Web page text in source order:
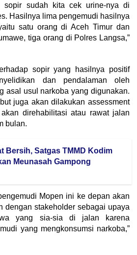
sopir sudah kita cek urine-nya di
Hasilnya lima pengemudi hasilnya
satu orang di Aceh Timur dan
tiga orang di Polres Langsa,”
sopir yang hasilnya positif
dan pendalaman oleh
asal usul narkoba yang digunakan.
juga akan dilakukan assessment
direhabilitasi atau rawat jalan
bulan.
Bersih, Satgas TMMD Kodim
Meunasah Gampong
Mopen ini ke depan akan
dengan stakeholder sebagai upaya
yang sia-sia di jalan karena
yang mengkonsumsi narkoba,”